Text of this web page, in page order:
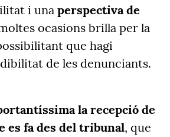
i una perspectiva de
ocasions brilla per la
que hagi
de les denunciants.
la recepció de
es fa des del tribunal, que